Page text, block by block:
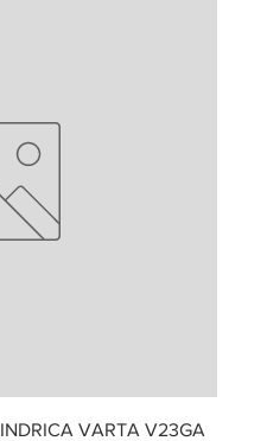
VARTA V23GA